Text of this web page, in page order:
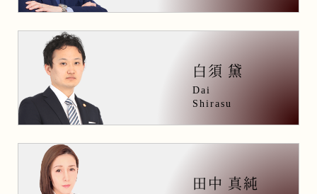
白須 黛
Dai
Shirasu
田中 真純